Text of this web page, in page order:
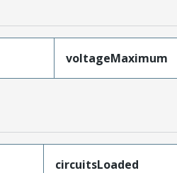
voltageMaximum
circuitsLoaded